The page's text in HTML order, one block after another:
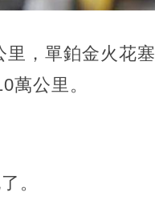
里，單鉑金火花塞
萬公里。
。